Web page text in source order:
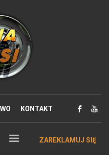
KONTAKT
ZAREKLAMUJ SIĘ